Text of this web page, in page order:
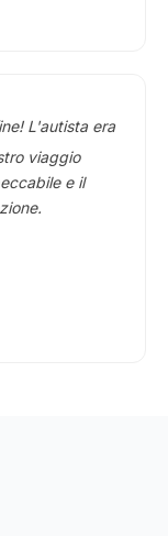
L'autista era
viaggio
e il